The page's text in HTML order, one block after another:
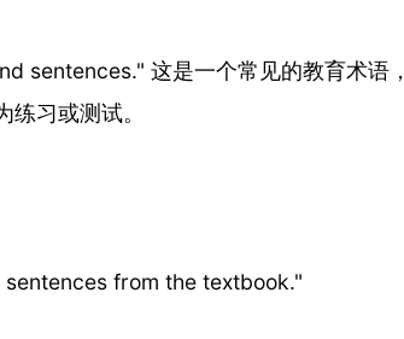
sentences." 这是一个常见的教育术语，
习或测试。
from the textbook."